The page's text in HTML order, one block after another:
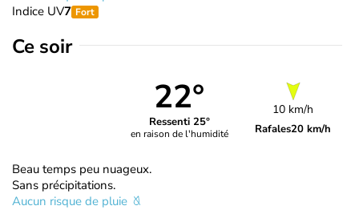
Indice UV7 Fort
Ce soir
22°
Ressenti 25°
en raison de l'humidité
10 km/h
Rafales20 km/h
Beau temps peu nuageux.
Sans précipitations.
Aucun risque de pluie